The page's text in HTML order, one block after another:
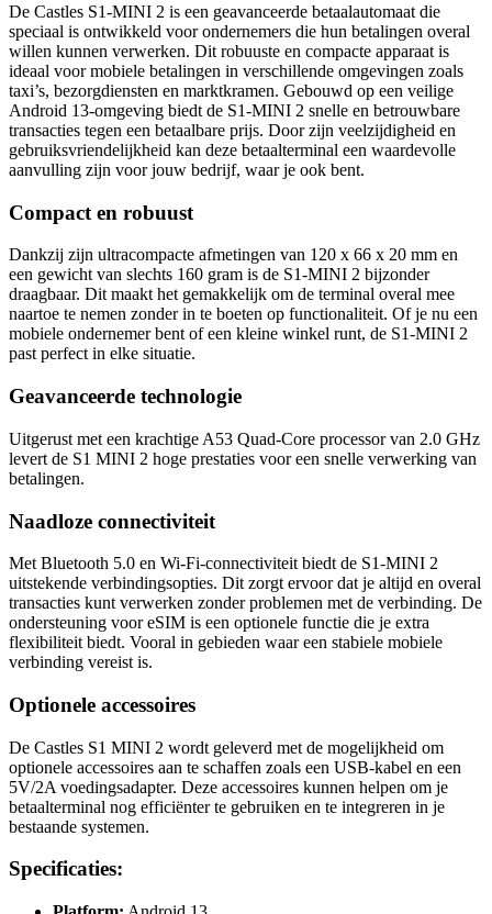
De Castles S1-MINI 2 is een geavanceerde betaalautomaat die
speciaal is ontwikkeld voor ondernemers die hun betalingen overal
willen kunnen verwerken. Dit robuuste en compacte apparaat is
ideaal voor mobiele betalingen in verschillende omgevingen zoals
taxi’s, bezorgdiensten en marktkramen. Gebouwd op een veilige
Android 13-omgeving biedt de S1-MINI 2 snelle en betrouwbare
transacties tegen een betaalbare prijs. Door zijn veelzijdigheid en
gebruiksvriendelijkheid kan deze betaalterminal een waardevolle
aanvulling zijn voor jouw bedrijf, waar je ook bent.
Compact en robuust
Dankzij zijn ultracompacte afmetingen van 120 x 66 x 20 mm en
een gewicht van slechts 160 gram is de S1-MINI 2 bijzonder
draagbaar. Dit maakt het gemakkelijk om de terminal overal mee
naartoe te nemen zonder in te boeten op functionaliteit. Of je nu een
mobiele ondernemer bent of een kleine winkel runt, de S1-MINI 2
past perfect in elke situatie.
Geavanceerde technologie
Uitgerust met een krachtige A53 Quad-Core processor van 2.0 GHz
levert de S1 MINI 2 hoge prestaties voor een snelle verwerking van
betalingen.
Naadloze connectiviteit
Met Bluetooth 5.0 en Wi-Fi-connectiviteit biedt de S1-MINI 2
uitstekende verbindingsopties. Dit zorgt ervoor dat je altijd en overal
transacties kunt verwerken zonder problemen met de verbinding. De
ondersteuning voor eSIM is een optionele functie die je extra
flexibiliteit biedt. Vooral in gebieden waar een stabiele mobiele
verbinding vereist is.
Optionele accessoires
De Castles S1 MINI 2 wordt geleverd met de mogelijkheid om
optionele accessoires aan te schaffen zoals een USB-kabel en een
5V/2A voedingsadapter. Deze accessoires kunnen helpen om je
betaalterminal nog efficiënter te gebruiken en te integreren in je
bestaande systemen.
Specificaties: